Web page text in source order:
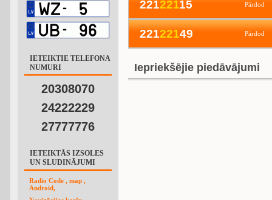
IETEIKTIE TELEFONA
NUMURI
20308070
24222229
27777776
IETEIKTĀS IZSOLES
UN SLUDINĀJUMI
Radio Code , map ,
Android,
22122115 Pārdod
22122149 Pārdod
Iepriekšējie piedāvājumi